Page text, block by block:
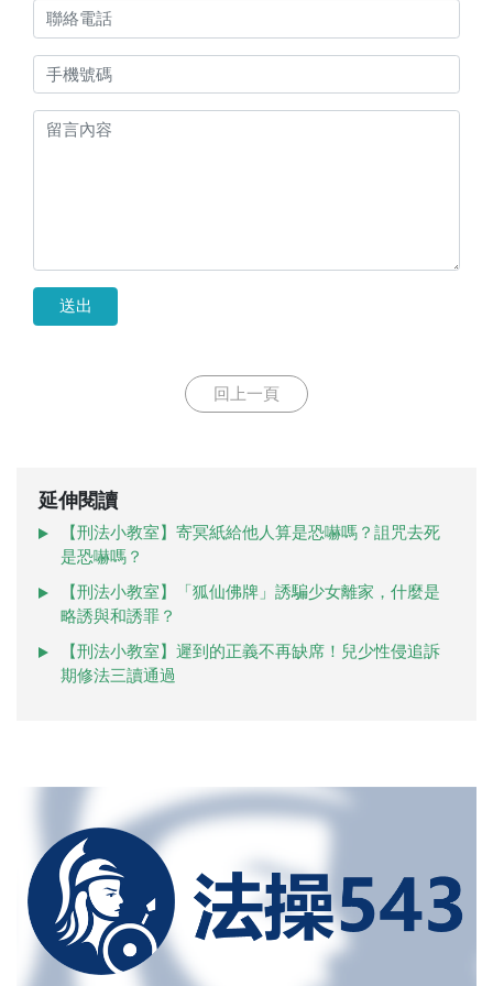
送出
回上一頁
延伸閱讀
【刑法小教室】寄冥紙給他人算是恐嚇嗎？詛咒去死
是恐嚇嗎？
【刑法小教室】「狐仙佛牌」誘騙少女離家，什麼是
略誘與和誘罪？
【刑法小教室】遲到的正義不再缺席！兒少性侵追訴
期修法三讀通過